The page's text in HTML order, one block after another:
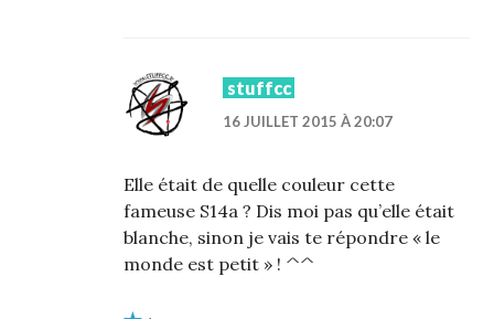
stuffcc
16 JUILLET 2015 À 20:07
Elle était de quelle couleur cette
fameuse S14a ? Dis moi pas qu’elle était
blanche, sinon je vais te répondre « le
monde est petit » ! ^^